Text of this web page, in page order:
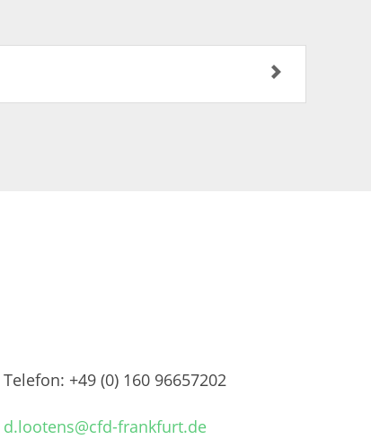
Telefon: +49 (0) 160 96657202
d.lootens@cfd-frankfurt.de